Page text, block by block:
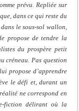
prévu. Repliée sur
dans ce qui reste du
le sous-sol wallon,
propose de tendre la
du prospère petit
créneau. Pas question
propose d’apprendre
le défi et, durant un
ne correspond en
fiction délirant où la